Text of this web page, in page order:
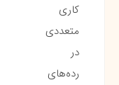
کاری
متعددی
در
رده‌های